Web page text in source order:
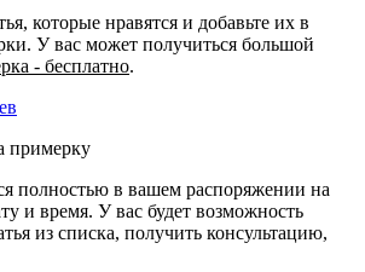
которые нравятся и добавьте их в
У вас может получиться большой
- бесплатно.
примерку
полностью в вашем распоряжении на
и время. У вас будет возможность
из списка, получить консультацию,